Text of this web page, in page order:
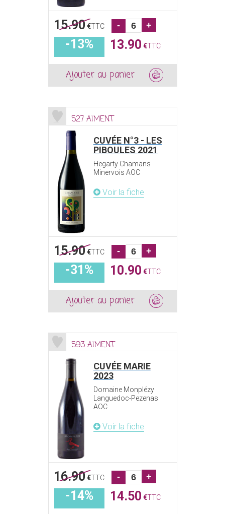
15.90 €TTC - +
-13% 13.90 €TTC
Ajouter au panier
527 AIMENT
CUVÉE N°3 - LES
PIBOULES 2021
Hegarty Chamans
Minervois AOC
Voir la fiche
15.90 €TTC - +
-31% 10.90 €TTC
Ajouter au panier
593 AIMENT
CUVÉE MARIE
2023
Domaine Monplézy
Languedoc-Pezenas
AOC
Voir la fiche
16.90 €TTC - +
-14% 14.50 €TTC